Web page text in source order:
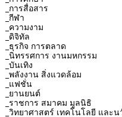
_การสื่อสาร
_กีฬา
_ความงาม
_ดิจิทัล
_ธุรกิจ การตลาด
_นิทรรศการ งานมหกรรม
_บันเทิง
_พลังงาน สิ่งแวดล้อม
_แฟชั่น
_ยานยนต์
_ราชการ สมาคม มูลนิธิ
_วิทยาศาสตร์ เทคโนโลยี และ